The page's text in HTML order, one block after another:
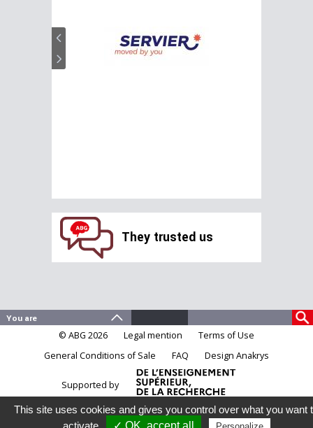
They trusted us
© ABG 2026 Legal mention
Terms of Use
General Conditions of Sale
FAQ Design Anakrys
Supported by
This site uses cookies and gives you control over what you want
activate
✓ OK, accept all